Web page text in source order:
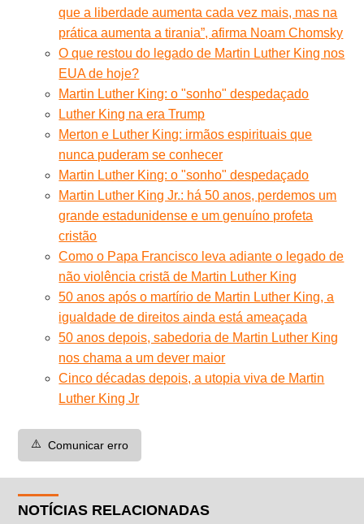
que a liberdade aumenta cada vez mais, mas na
prática aumenta a tirania”, afirma Noam Chomsky
O que restou do legado de Martin Luther King nos
EUA de hoje?
Martin Luther King: o "sonho" despedaçado
Luther King na era Trump
Merton e Luther King: irmãos espirituais que
nunca puderam se conhecer
Martin Luther King: o "sonho" despedaçado
Martin Luther King Jr.: há 50 anos, perdemos um
grande estadunidense e um genuíno profeta
cristão
Como o Papa Francisco leva adiante o legado de
não violência cristã de Martin Luther King
50 anos após o martírio de Martin Luther King, a
igualdade de direitos ainda está ameaçada
50 anos depois, sabedoria de Martin Luther King
nos chama a um dever maior
Cinco décadas depois, a utopia viva de Martin
Luther King Jr
⚠️ Comunicar erro
NOTÍCIAS RELACIONADAS